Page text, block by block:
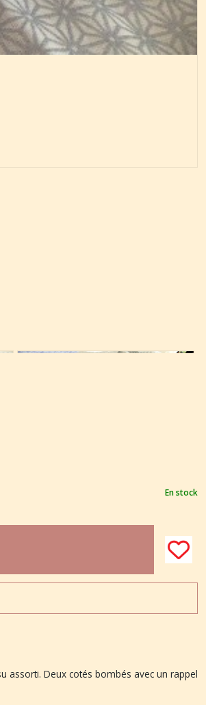
En stock
assorti. Deux cotés bombés avec un rappel